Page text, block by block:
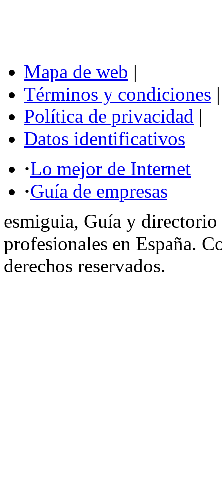
Mapa de web |
Términos y condiciones |
Política de privacidad |
Datos identificativos
·Lo mejor de Internet
·Guía de empresas
esmiguia, Guía y directorio
profesionales en España.
derechos reservados.